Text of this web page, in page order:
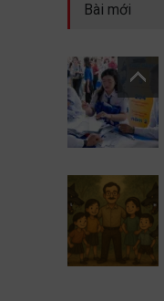
Bài mới